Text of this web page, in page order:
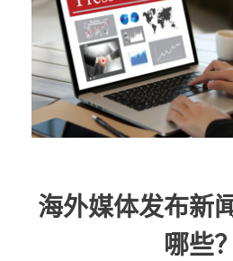
文章
公司动态
传播策略
出海资讯
服务
海外整合营销
国际公关代理
跨境市场营销
案例
联系
加入我们
海外媒体发布新
哪些？